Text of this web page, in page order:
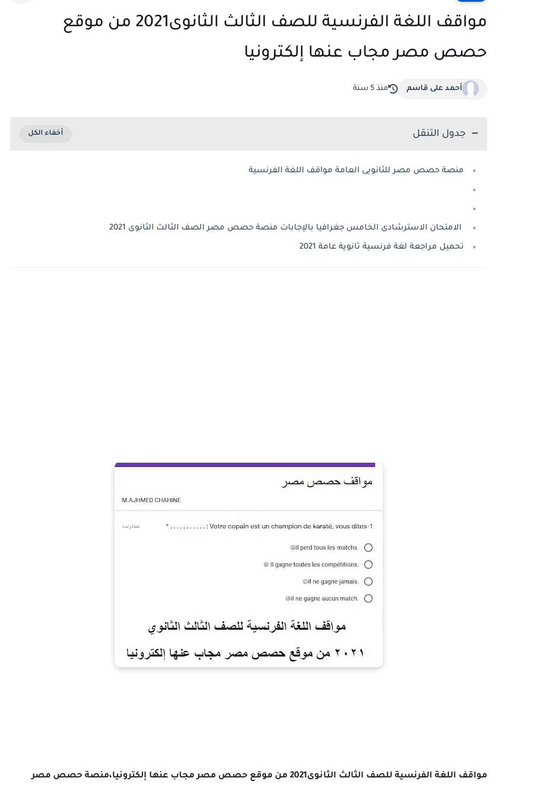
مواقف اللغة الفرنسية للصف الثالث الثانوى2021 من موقع
حصص مصر مجاب عنها إلكترونيا
أحمد على قاسم منذ 5 سنة
جدول التنقل
منصة حصص مصر للثانويى العامة مواقف اللغة الفرنسية
الامتحان الاسترشادى الخامس جغرافيا بالإجابات منصة حصص مصر الصف الثالث الثانوى 2021
تحميل مراجعة لغة فرنسية ثانوية عامة 2021
مواقف اللغة الفرنسية للصف الثالث الثانوى2021 من موقع حصص مصر مجاب عنها إلكترونيا،منصة حصص مصر